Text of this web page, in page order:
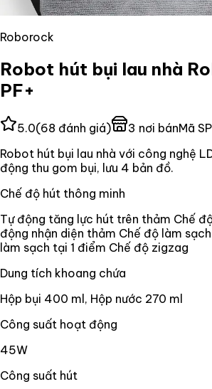
Roborock
Robot hút bụi lau nhà
PF+
5.0(68 đánh giá) 3 nơi bánMã
Robot hút bụi lau nhà với công nghệ
động thu gom bụi, lưu 4 bản đồ.
Chế độ hút thông minh
Tự động tăng lực hút trên thảm Chế
động nhận diện thảm Chế độ làm
làm sạch tại 1 điểm Chế độ zigzag
Dung tích khoang chứa
Hộp bụi 400 ml, Hộp nước 270 ml
Công suất hoạt động
45W
Công suất hút